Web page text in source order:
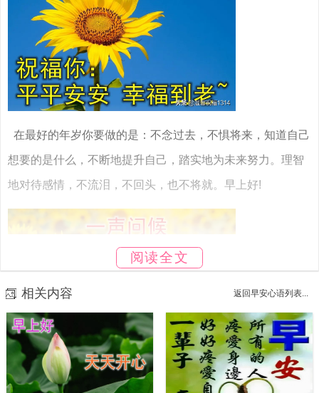
在最好的年岁你要做的是：不念过去，不惧将来，知道自己
想要的是什么，不断地提升自己，踏实地为未来努力。理智
地对待感情，不流泪，不回头，也不将就。早上好!
阅读全文
相关内容 返回早安心语列表...